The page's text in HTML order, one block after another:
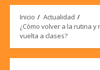
Inicio
Actualidad
¿Cómo volver a la rutina
vuelta a clases?